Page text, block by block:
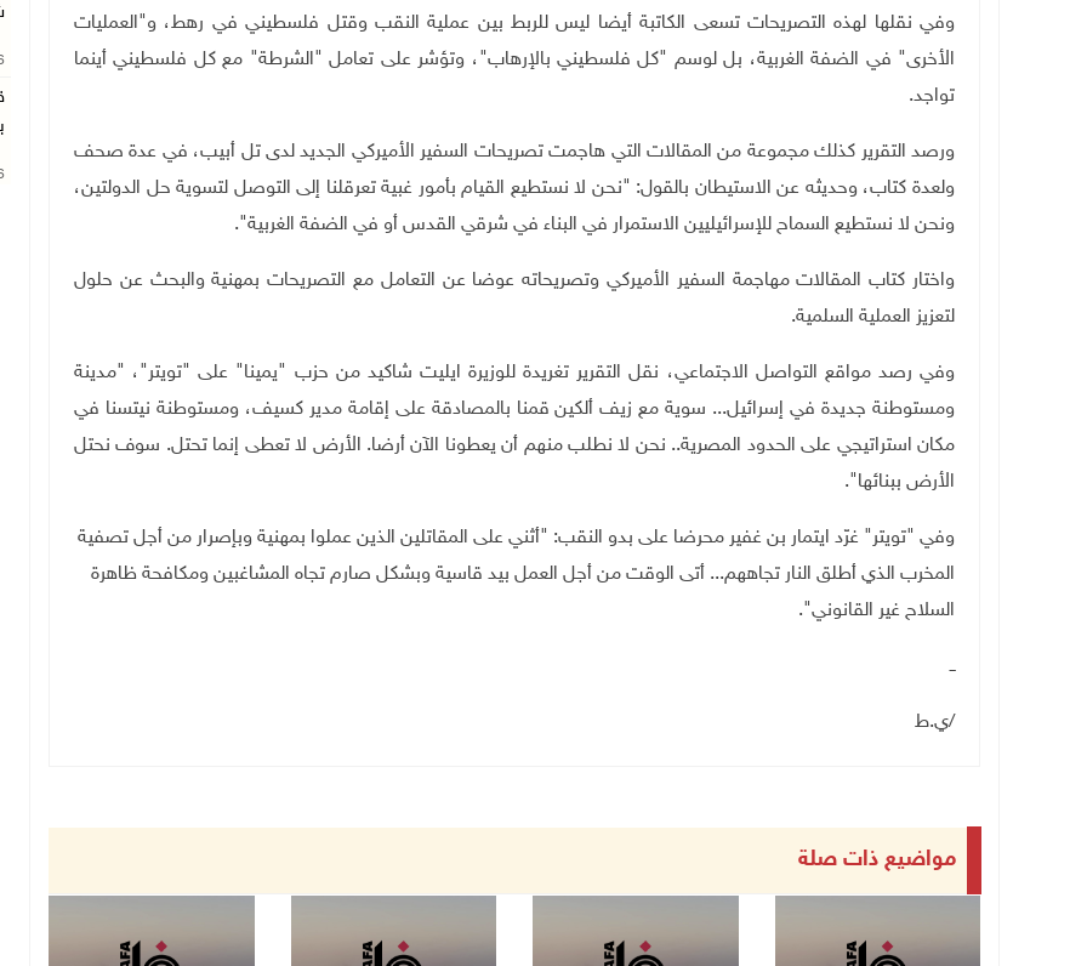
وفي نقلها لهذه التصريحات تسعى الكاتبة أيضا ليس للربط بين عملية النقب وقتل فلسطيني في رهط، و"العمليات
الأخرى" في الضفة الغربية، بل لوسم "كل فلسطيني بالإرهاب"، وتؤشر على تعامل "الشرطة" مع كل فلسطيني أينما
تواجد.
ورصد التقرير كذلك مجموعة من المقالات التي هاجمت تصريحات السفير الأميركي الجديد لدى تل أبيب، في عدة صحف
ولعدة كتاب، وحديثه عن الاستيطان بالقول: "نحن لا نستطيع القيام بأمور غبية تعرقلنا إلى التوصل لتسوية حل الدولتين،
ونحن لا نستطيع السماح للإسرائيليين الاستمرار في البناء في شرقي القدس أو في الضفة الغربية".
واختار كتاب المقالات مهاجمة السفير الأميركي وتصريحاته عوضا عن التعامل مع التصريحات بمهنية والبحث عن حلول
لتعزيز العملية السلمية.
وفي رصد مواقع التواصل الاجتماعي، نقل التقرير تغريدة للوزيرة ايليت شاكيد من حزب "يمينا" على "تويتر"، "مدينة
ومستوطنة جديدة في إسرائيل... سوية مع زيف ألكين قمنا بالمصادقة على إقامة مدير كسيف، ومستوطنة نيتسنا في
مكان استراتيجي على الحدود المصرية.. نحن لا نطلب منهم أن يعطونا الآن أرضا. الأرض لا تعطى إنما تحتل. سوف نحتل
الأرض ببنائها".
وفي "تويتر" غرّد ايتمار بن غفير محرضا على بدو النقب: "أثني على المقاتلين الذين عملوا بمهنية وبإصرار من أجل تصفية
المخرب الذي أطلق النار تجاههم... أتى الوقت من أجل العمل بيد قاسية وبشكل صارم تجاه المشاغبين ومكافحة ظاهرة
السلاح غير القانوني".
ــ
/ي.ط
مواضيع ذات صلة